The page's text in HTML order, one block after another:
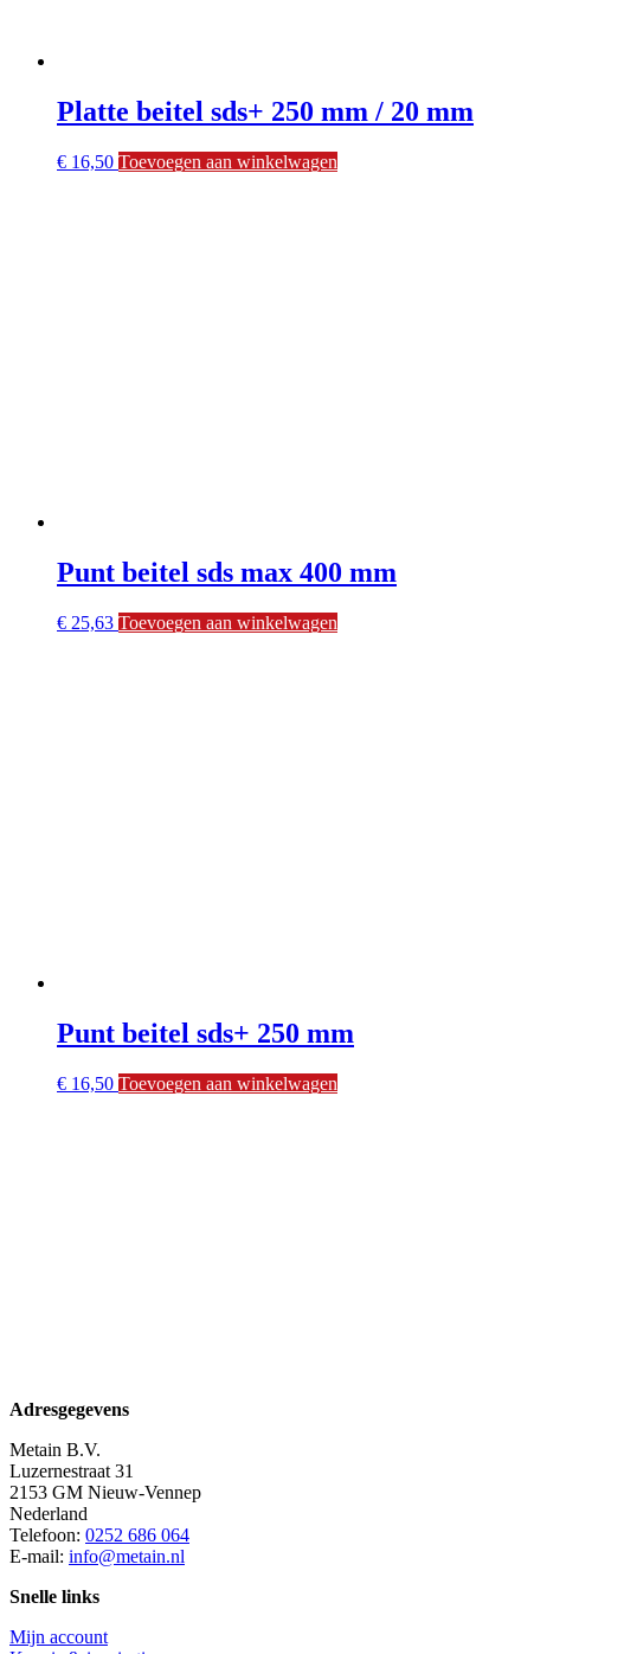
Platte beitel sds+ 250 mm / 20 mm
€ 16,50 Toevoegen aan winkelwagen
Punt beitel sds max 400 mm
€ 25,63 Toevoegen aan winkelwagen
Punt beitel sds+ 250 mm
€ 16,50 Toevoegen aan winkelwagen
Adresgegevens
Metain B.V.
Luzernestraat 31
2153 GM Nieuw-Vennep
Nederland
Telefoon: 0252 686 064
E-mail: info@metain.nl
Snelle links
Mijn account